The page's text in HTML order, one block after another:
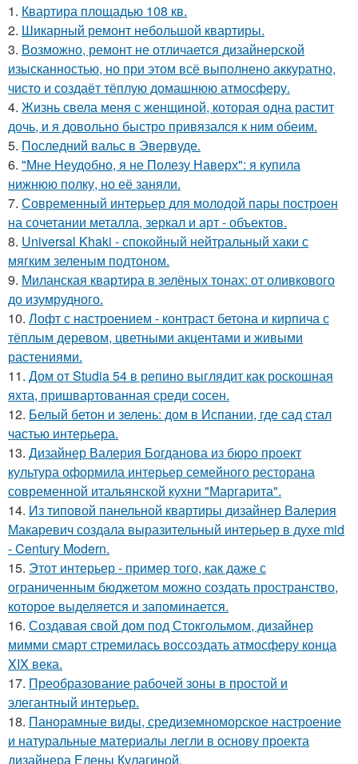
1. Квартира площадью 108 кв.
2. Шикарный ремонт небольшой квартиры.
3. Возможно, ремонт не отличается дизайнерской
изысканностью, но при этом всё выполнено аккуратно,
чисто и создаёт тёплую домашнюю атмосферу.
4. Жизнь свела меня с женщиной, которая одна растит
дочь, и я довольно быстро привязался к ним обеим.
5. Последний вальс в Эвервуде.
6. "Мне Неудобно, я не Полезу Наверх": я купила
нижнюю полку, но её заняли.
7. Современный интерьер для молодой пары построен
на сочетании металла, зеркал и арт - объектов.
8. Universal Khaki - спокойный нейтральный хаки с
мягким зеленым подтоном.
9. Миланская квартира в зелёных тонах: от оливкового
до изумрудного.
10. Лофт с настроением - контраст бетона и кирпича с
тёплым деревом, цветными акцентами и живыми
растениями.
11. Дом от Studia 54 в репино выглядит как роскошная
яхта, пришвартованная среди сосен.
12. Белый бетон и зелень: дом в Испании, где сад стал
частью интерьера.
13. Дизайнер Валерия Богданова из бюро проект
культура оформила интерьер семейного ресторана
современной итальянской кухни "Маргарита".
14. Из типовой панельной квартиры дизайнер Валерия
Макаревич создала выразительный интерьер в духе mid
- Century Modern.
15. Этот интерьер - пример того, как даже с
ограниченным бюджетом можно создать пространство,
которое выделяется и запоминается.
16. Создавая свой дом под Стокгольмом, дизайнер
мимми смарт стремилась воссоздать атмосферу конца
XIX века.
17. Преобразование рабочей зоны в простой и
элегантный интерьер.
18. Панорамные виды, средиземноморское настроение
и натуральные материалы легли в основу проекта
дизайнера Елены Кулагиной.